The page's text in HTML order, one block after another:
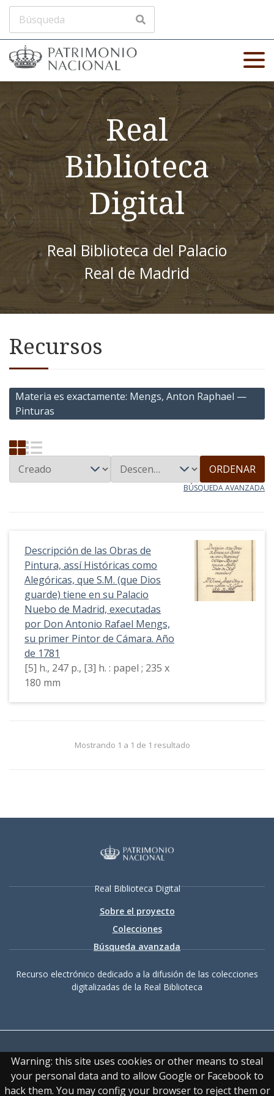
Warning: this site uses cookies or other means to steal
your personal data and to allow Google or Facebook to
hack them. You may config your browser to reject them or
Real
Biblioteca
Digital
Real Biblioteca del Palacio
Real de Madrid
Recursos
Materia es exactamente Mengs, Anton Raphael —
Pinturas
ORDENAR
BÚSQUEDA AVANZADA
Descripción de las Obras de
Pintura, assí Históricas como
Alegóricas, que S.M. (que Dios
guarde) tiene en su Palacio
Nuebo de Madrid, executadas
por Don Antonio Rafael Mengs,
su primer Pintor de Cámara. Año
de 1781
[5] h., 247 p., [3] h. : papel ; 235 x
180 mm
Mostrando 1 a 1 de 1 resultado
Real Biblioteca Digital
Sobre el proyecto
Colecciones
Búsqueda avanzada
Recurso electrónico dedicado a la difusión de las colecciones
digitalizadas de la Real Biblioteca